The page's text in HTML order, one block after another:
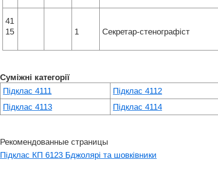
41
15
1 Секретар-стенографіст
Суміжні категорії
Підклас 4111
Підклас 4112
Підклас 4113
Підклас 4114
Рекомендованные страницы
Підклас КП 6123 Бджолярі та шовківники